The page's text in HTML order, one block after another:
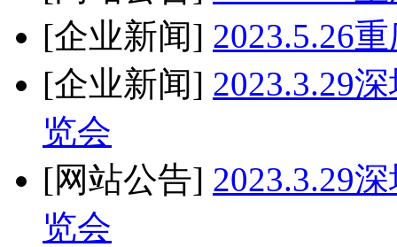
[企业新闻] 2023.5.26
[企业新闻] 2023.3.29
览会
[网站公告] 2023.3.29
览会